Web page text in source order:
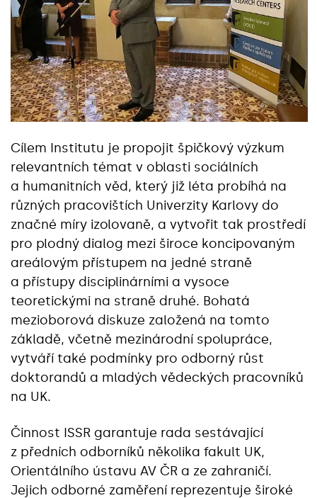
Cílem Institutu je propojit špičkový výzkum
relevantních témat v oblasti sociálních
a humanitních věd, který již léta probíhá na
různých pracovištích Univerzity Karlovy do
značné míry izolovaně, a vytvořit tak prostředí
pro plodný dialog mezi široce koncipovaným
areálovým přístupem na jedné straně
a přístupy disciplinárními a vysoce
teoretickými na straně druhé. Bohatá
mezioborová diskuze založená na tomto
základě, včetně mezinárodní spolupráce,
vytváří také podmínky pro odborný růst
doktorandů a mladých vědeckých pracovníků
na UK.
Činnost ISSR garantuje rada sestávající
z předních odborníků několika fakult UK,
Orientálního ústavu AV ČR a ze zahraničí.
Jejich odborné zaměření reprezentuje široké